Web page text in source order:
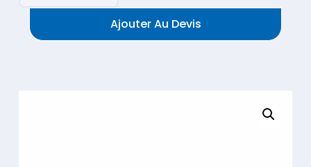
Ajouter Au Devis